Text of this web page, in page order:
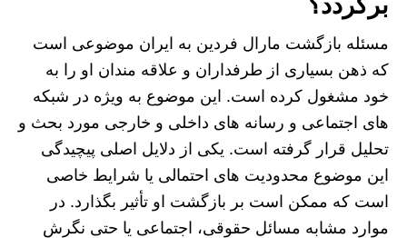
مسئله بازگشت مارال فردین به ایران موضوعی است
که ذهن بسیاری از طرفداران و علاقه‌ مندان او را به
خود مشغول کرده است. این موضوع به‌ ویژه در شبکه‌
های اجتماعی و رسانه‌ های داخلی و خارجی مورد بحث و
تحلیل قرار گرفته است. یکی از دلایل اصلی پیچیدگی
این موضوع محدودیت‌ های احتمالی یا شرایط خاصی
است که ممکن است بر بازگشت او تأثیر بگذارد. در
موارد مشابه مسائل حقوقی، اجتماعی یا حتی نگرش‌